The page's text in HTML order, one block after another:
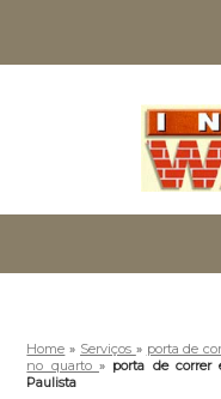
Home » Serviços » porta de
no quarto » porta de correr
Paulista